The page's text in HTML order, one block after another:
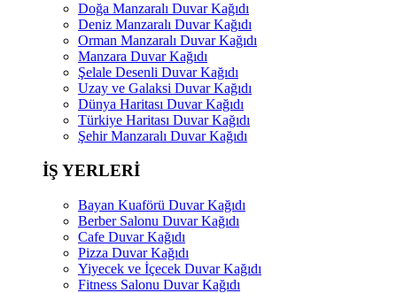
Doğa Manzaralı Duvar Kağıdı
Deniz Manzaralı Duvar Kağıdı
Orman Manzaralı Duvar Kağıdı
Manzara Duvar Kağıdı
Şelale Desenli Duvar Kağıdı
Uzay ve Galaksi Duvar Kağıdı
Dünya Haritası Duvar Kağıdı
Türkiye Haritası Duvar Kağıdı
Şehir Manzaralı Duvar Kağıdı
İŞ YERLERİ
Bayan Kuaförü Duvar Kağıdı
Berber Salonu Duvar Kağıdı
Cafe Duvar Kağıdı
Pizza Duvar Kağıdı
Yiyecek ve İçecek Duvar Kağıdı
Fitness Salonu Duvar Kağıdı